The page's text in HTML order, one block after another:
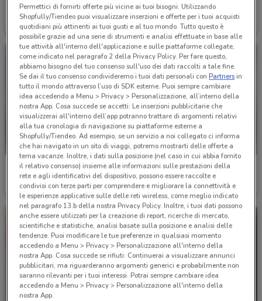
Manuello Design
Scade il 31/12 3.1 km
Arredissima
Scade il 31/08
Permaflex
Scade il 19/08 5 km
Chateau d'Ax
Scade il 31/12 5.4 km
Permettici di fornirti offerte più vicine ai tuoi bisogni: Utilizzando
Shopfully/Tiendeo puoi visualizzare inserzioni e offerte per i tuoi acquisti
quotidiani più attinenti ai tuoi gusti e al tuo mondo. Tutto questo è
possibile grazie ad una serie di strumenti e analisi effettuate in base alle
tue attività all'interno dell'applicazione e sulle piattaforme collegate,
come indicato nel paragrafo 2 della Privacy Policy. Per fare questo,
abbiamo bisogno del tuo consenso sull'uso dei dati raccolti a tale fine.
Se dai il tuo consenso condivideremo i tuoi dati personali conPartnersin
tutto il mondo attraverso l’uso di SDK esterne. Puoi sempre cambiare
idea accedendo a Menu > Privacy > Personalizzazione, all’interno della
nostra App. Cosa succede se accetti: Le inserzioni pubblicitarie che
visualizzerai all'interno dell’app potranno trattare di argomenti relativi
alla tua cronologia di navigazione su piattaforme esterne a
Shopfully/Tiendeo. Ad esempio, se un servizio a noi collegato ci informa
che hai navigato in un sito di viaggi, potremo mostrarti delle offerte a
tema vacanze. Inoltre, i dati sulla posizione (nel caso in cui abbia fornito
il relativo consenso) insieme alle informazioni sulle prestazioni della
rete e agli identificativi del dispositivo, possono essere raccolte e
condivisi con terze parti per comprendere e migliorare la connettività e
le esperienze applicative sulle delle reti wireless, come meglio indicato
nel paragrafo 13.b della nostra Privacy Policy. Inoltre, i tuoi dati possono
anche essere utilizzati per la creazione di report, ricerche di mercato,
scientifiche e statistiche, analisi basate sulla posizione e analisi delle
tendenze. Puoi modificare le tue preferenze in qualsiasi momento
accedendo a Menu > Privacy > Personalizzazione all'interno della
nostra App. Cosa succede se rifiuti: Continuerai a visualizzare annunci
pubblicitari, ma riguarderanno argomenti generici e probabilmente non
saranno rilevanti per i tuoi interessi. Potrai sempre cambiare idea
accedendo a Menu > Privacy > Personalizzazione all'interno della
nostra App.